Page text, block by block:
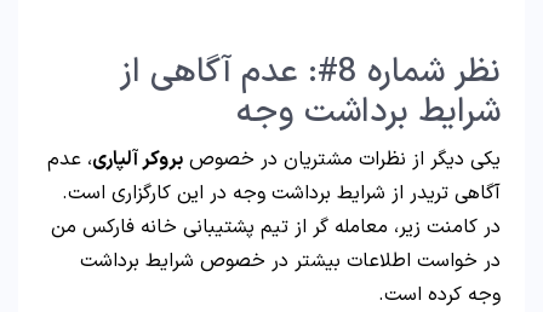
نظر شماره 8#: عدم آگاهی از
شرایط برداشت وجه
یکی دیگر از نظرات مشتریان در خصوص بروکر آلپاری، عدم
آگاهی تریدر از شرایط برداشت وجه در این کارگزاری است.
در کامنت زیر، معامله گر از تیم پشتیبانی خانه فارکس من
در خواست اطلاعات بیشتر در خصوص شرایط برداشت
وجه کرده است.